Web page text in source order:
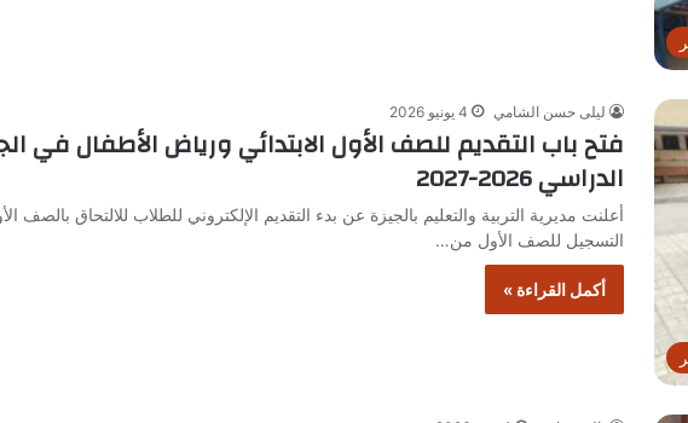
ليلى حسن الشامي 4 يونيو 2026
فتح باب التقديم للصف الأول الابتدائي ورياض الأطفال في
الدراسي 2026-2027
أعلنت مديرية التربية والتعليم بالجيزة عن بدء التقديم الإلكتروني للطلاب للالتحاق بالصف
التسجيل للصف الأول من…
أكمل القراءة »